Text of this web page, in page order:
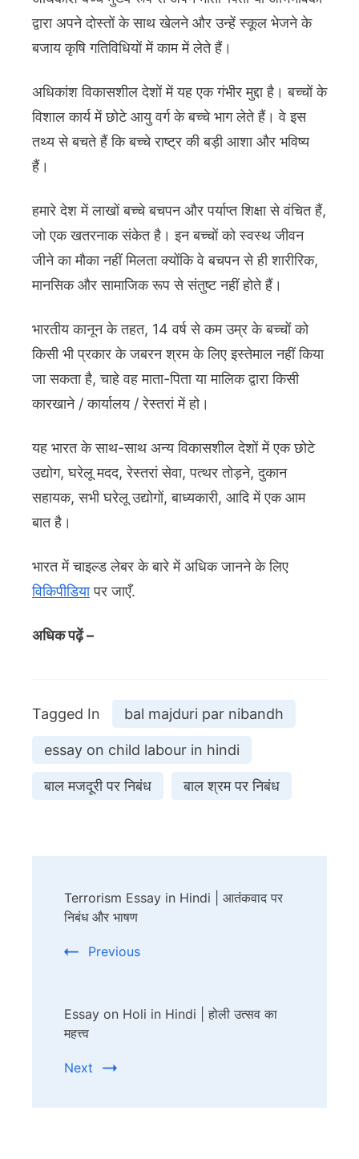
द्वारा अपने दोस्तों के साथ खेलने और उन्हें स्कूल भेजने के
बजाय कृषि गतिविधियों में काम में लेते हैं।
अधिकांश विकासशील देशों में यह एक गंभीर मुद्दा है। बच्चों के
विशाल कार्य में छोटे आयु वर्ग के बच्चे भाग लेते हैं। वे इस
तथ्य से बचते हैं कि बच्चे राष्ट्र की बड़ी आशा और भविष्य
हैं।
हमारे देश में लाखों बच्चे बचपन और पर्याप्त शिक्षा से वंचित हैं,
जो एक खतरनाक संकेत है। इन बच्चों को स्वस्थ जीवन
जीने का मौका नहीं मिलता क्योंकि वे बचपन से ही शारीरिक,
मानसिक और सामाजिक रूप से संतुष्ट नहीं होते हैं।
भारतीय कानून के तहत, 14 वर्ष से कम उम्र के बच्चों को
किसी भी प्रकार के जबरन श्रम के लिए इस्तेमाल नहीं किया
जा सकता है, चाहे वह माता-पिता या मालिक द्वारा किसी
कारखाने / कार्यालय / रेस्तरां में हो।
यह भारत के साथ-साथ अन्य विकासशील देशों में एक छोटे
उद्योग, घरेलू मदद, रेस्तरां सेवा, पत्थर तोड़ने, दुकान
सहायक, सभी घरेलू उद्योगों, बाध्यकारी, आदि में एक आम
बात है।
भारत में चाइल्ड लेबर के बारे में अधिक जानने के लिए
विकिपीडियापर जाएँ.
अधिक पढ़ें –
Tagged In bal majduri par nibandh
essay on child labour in hindi
बाल मजदूरी पर निबंध बाल श्रम पर निबंध
Navigation
Terrorism Essay in Hindi | आतंकवाद पर
निबंध और भाषण
Previous
Essay on Holi in Hindi | होली उत्सव का
महत्त्व
Next